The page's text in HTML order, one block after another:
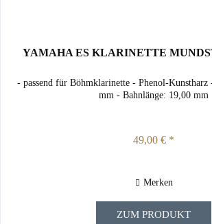
YAMAHA ES KLARINETTE
- passend für Böhmklarinette - Phenol-
mm - Bahnlänge: 19,00 mm
49,00 € *
Merken
ZUM PRODUKT